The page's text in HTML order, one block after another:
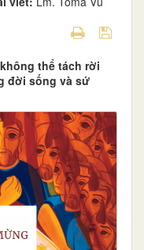
thể tách rời
đời sống và sứ